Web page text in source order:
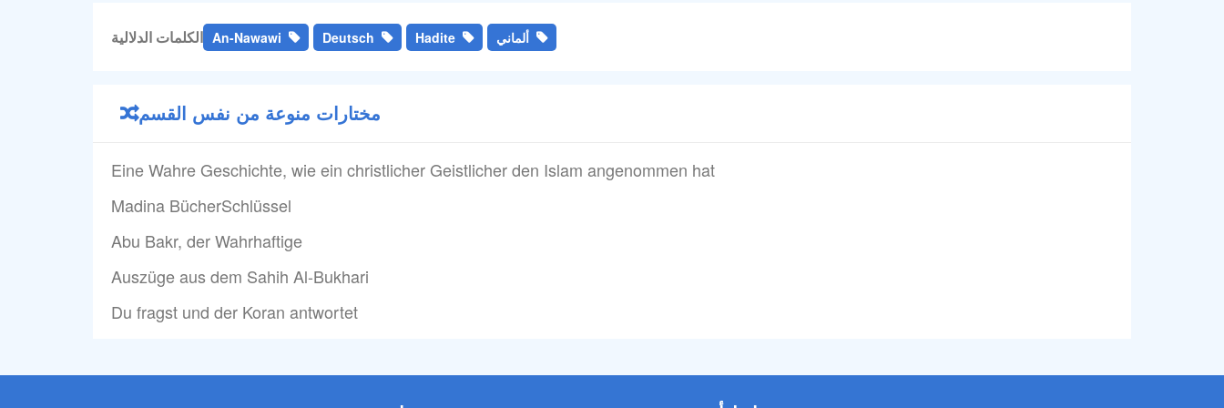
الكلمات الدلالية An-Nawawi Deutsch Hadite ألماني
مختارات منوعة من نفس القسم
Eine Wahre Geschichte, wie ein christlicher Geistlicher den Islam angenommen hat
Madina BücherSchlüssel
Abu Bakr, der Wahrhaftige
Auszüge aus dem Sahih Al-Bukhari
Du fragst und der Koran antwortet